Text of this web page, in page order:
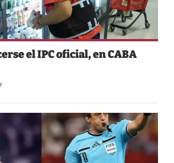
el IPC oficial, en CABA